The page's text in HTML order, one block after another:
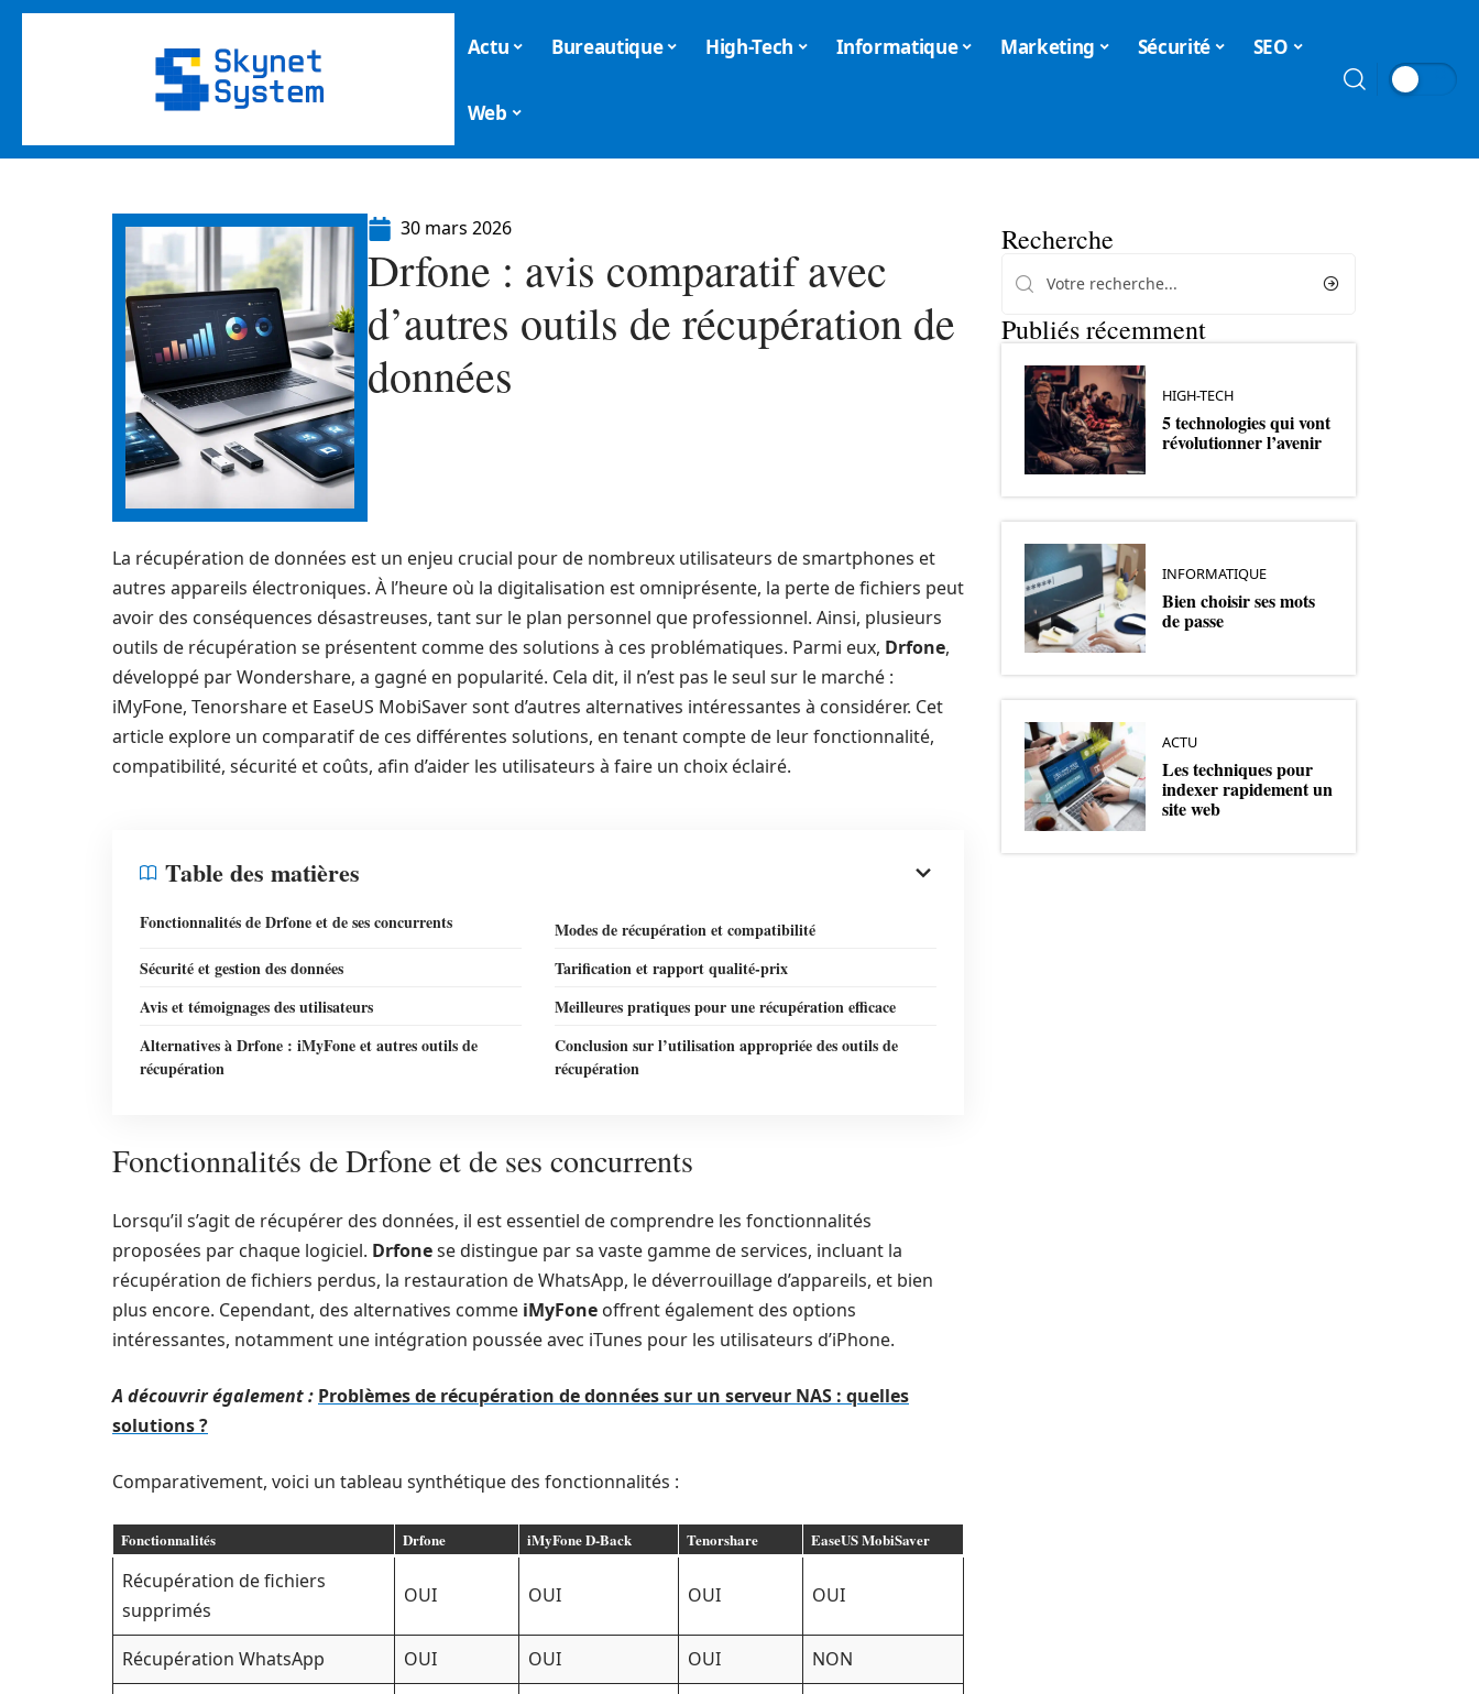
Actu Bureautique High-Tech Informatique Marketing Sécurité SEO
Web
30 mars 2026
Drfone : avis comparatif avec
d’autres outils de récupération de
données
La récupération de données est un enjeu crucial pour de nombreux utilisateurs de smartphones et
autres appareils électroniques. À l’heure où la digitalisation est omniprésente, la perte de fichiers peut
avoir des conséquences désastreuses, tant sur le plan personnel que professionnel. Ainsi, plusieurs
outils de récupération se présentent comme des solutions à ces problématiques. Parmi eux, Drfone,
développé par Wondershare, a gagné en popularité. Cela dit, il n’est pas le seul sur le marché :
iMyFone, Tenorshare et EaseUS MobiSaver sont d’autres alternatives intéressantes à considérer. Cet
article explore un comparatif de ces différentes solutions, en tenant compte de leur fonctionnalité,
compatibilité, sécurité et coûts, afin d’aider les utilisateurs à faire un choix éclairé.
Table des matières
Fonctionnalités de Drfone et de ses concurrents
Modes de récupération et compatibilité
Sécurité et gestion des données
Tarification et rapport qualité-prix
Avis et témoignages des utilisateurs
Meilleures pratiques pour une récupération efficace
Alternatives à Drfone : iMyFone et autres outils de
récupération
Conclusion sur l’utilisation appropriée des outils de
récupération
Fonctionnalités de Drfone et de ses concurrents
Lorsqu’il s’agit de récupérer des données, il est essentiel de comprendre les fonctionnalités
proposées par chaque logiciel. Drfonese distingue par sa vaste gamme de services, incluant la
récupération de fichiers perdus, la restauration de WhatsApp, le déverrouillage d’appareils, et bien
plus encore. Cependant, des alternatives comme iMyFone offrent également des options
intéressantes, notamment une intégration poussée avec iTunes pour les utilisateurs d’iPhone.
A découvrir également : Problèmes de récupération de données sur un serveur NAS : quelles
solutions ?
Comparativement, voici un tableau synthétique des fonctionnalités :
Fonctionnalités Drfone iMyFone D-Back Tenorshare EaseUS MobiSaver
Récupération de fichiers
supprimés
OUI OUI OUI OUI
Récupération WhatsApp OUI OUI OUI
NON
Recherche
Publiés récemment
HIGH-TECH
5 technologies qui vont
révolutionner l’avenir
INFORMATIQUE
Bien choisir ses mots
de passe
ACTU
Les techniques pour
indexer rapidement un
site web